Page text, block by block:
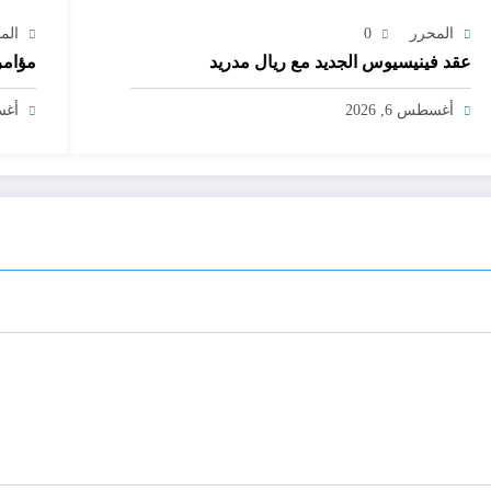
المحرر 0
عقد فينيسيوس الجديد مع ريال مدريد
أغسطس 6, 2026